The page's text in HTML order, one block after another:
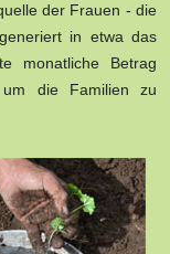
der Frauen - die
in etwa das
monatliche Betrag
die Familien zu